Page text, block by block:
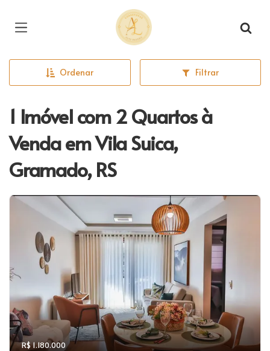
Página inicial
Ordenar Filtrar
1 Imóvel com 2 Quartos à
Venda em Vila Suica,
Gramado, RS
R$ 1.180.000